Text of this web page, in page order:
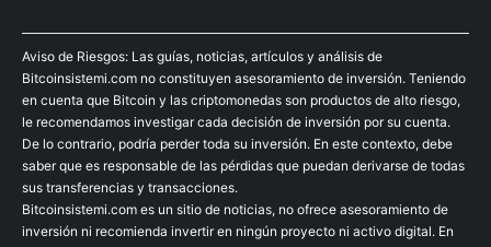
Aviso de Riesgos: Las guías, noticias, artículos y análisis de
Bitcoinsistemi.com no constituyen asesoramiento de inversión. Teniendo
en cuenta que Bitcoin y las criptomonedas son productos de alto riesgo,
le recomendamos investigar cada decisión de inversión por su cuenta.
De lo contrario, podría perder toda su inversión. En este contexto, debe
saber que es responsable de las pérdidas que puedan derivarse de todas
sus transferencias y transacciones.
Bitcoinsistemi.com es un sitio de noticias, no ofrece asesoramiento de
inversión ni recomienda invertir en ningún proyecto ni activo digital. En